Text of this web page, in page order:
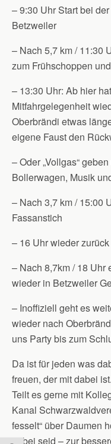
– 9:30 Uhr Start bei
Betzweiler
– Nach 5,7 km / 11:30
zum Frühschoppen
– 13:30 Uhr: Ab hier
Mitfahrgelegenheit
Oberbrändi etwas
eigene Faust den
– Oder „Vollgas“
Bollerwagen, Musik
– Nach 3,7 km / 15:00
Fassanstich
– 16 Uhr wieder
– Nach 8,7km / 18 Uhr
wieder in Betzweiler
– Inoffiziell geht es
wieder nach
uns Party bis zum
Da ist für jeden was
freuen, der mit dabei ist.
Teilt es gerne mit
Kanal
fesselt“ über Daumen
dabei seid – zur